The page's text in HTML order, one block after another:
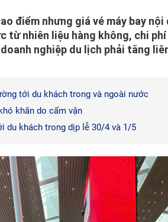
điểm nhưng giá vé máy bay
từ nhiên liệu hàng không, chi
nghiệp du lịch phải tăng
tới du khách trong và ngoài nước
khăn do cấm vận
du khách trong dịp lễ 30/4 và 1/5